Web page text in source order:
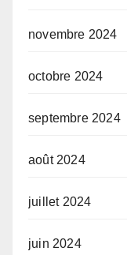
novembre 2024
octobre 2024
septembre 2024
août 2024
juillet 2024
juin 2024